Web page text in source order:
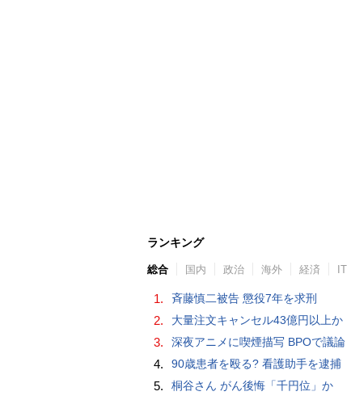
ランキング
総合 国内 政治 海外 経済 IT
1. 斉藤慎二被告 懲役7年を求刑
2. 大量注文キャンセル43億円以上か
3. 深夜アニメに喫煙描写 BPOで議論
4. 90歳患者を殴る? 看護助手を逮捕
5. 桐谷さん がん後悔「千円位」か